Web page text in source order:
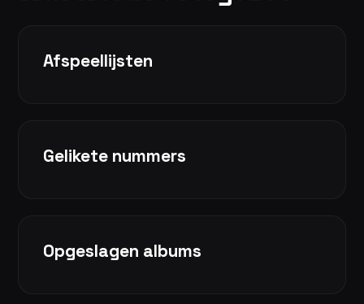
Afspeellijsten
Gelikete nummers
Opgeslagen albums